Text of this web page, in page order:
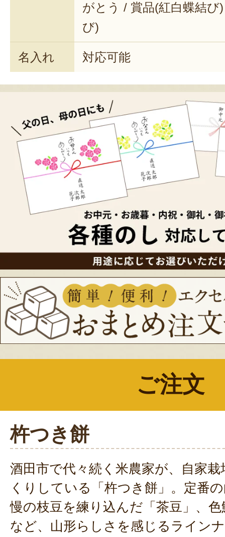
がとう / 賞品(紅白蝶結び
び)
名入れ 対応可能
ご注文
杵つき餅
酒田市で代々続く米農家が、自家
くりしている「杵つき餅」。定番
慢の枝豆を練り込んだ「茶豆」、
など、山形らしさを感じるライン